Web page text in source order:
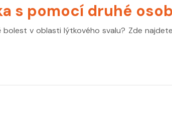
s pomocí druhé
v oblasti lýtkového svalu? Zde